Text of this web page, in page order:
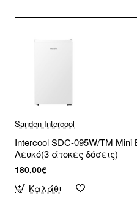
Sanden Intercool
Intercool SDC-095W/TM
Λευκό(3 άτοκες δόσεις)
180,00€
Καλάθι